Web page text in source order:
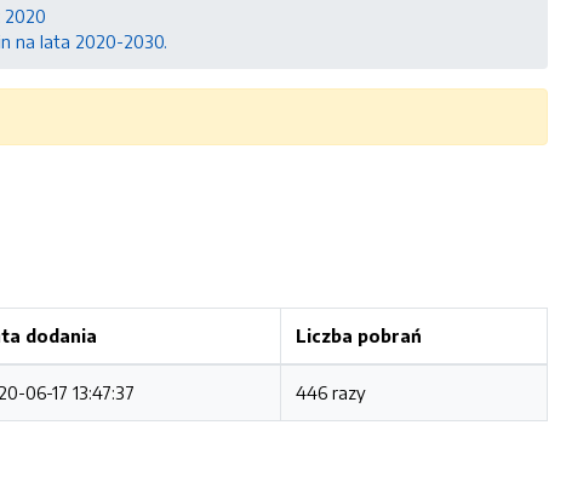
2020
na lata 2020-2030.
dodania Liczba pobrań
06-17 13:47:37 446 razy